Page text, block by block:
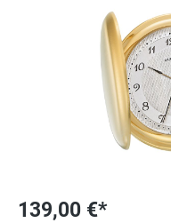
139,00 €*